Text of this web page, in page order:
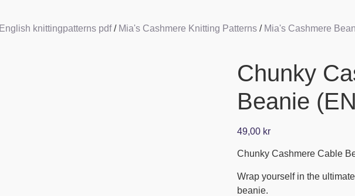
English knittingpatterns pdf/ Mia's Cashmere Knitting Patterns / Mia's Cashmere
Chunky
Beanie
49,00 kr
Chunky Cashmere Cable
Wrap yourself in the
beanie.